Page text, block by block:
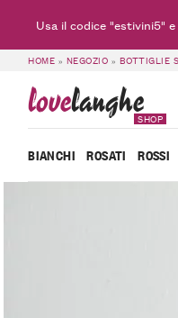
HOME » NEGOZIO » BOTTIGLIE
lovelanghe
SHOP
BIANCHI ROSATI ROSSI
Usa il codice "estivini5"